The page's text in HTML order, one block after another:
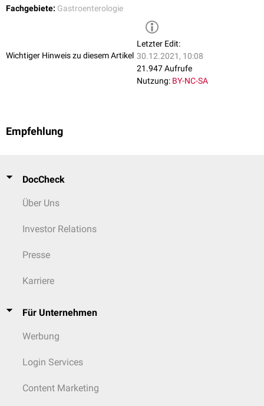
Fachgebiete: Gastroenterologie
Wichtiger Hinweis zu diesem Artikel
Letzter Edit:
30.12.2021, 10:08
21.947 Aufrufe
Nutzung: BY-NC-SA
Empfehlung
DocCheck
Über Uns
Investor Relations
Presse
Karriere
Für Unternehmen
Werbung
Login Services
Content Marketing